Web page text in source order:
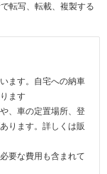
転写、転載、複製する
ます。自宅への納車
ます
、車の定置場所、登
ります。詳しくは販
要な費用も含まれて